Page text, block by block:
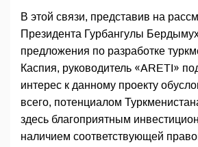
В этой связи, представив на
Президента Гурбангулы
предложения по разработке
Каспия, руководитель «ARETI»
интерес к данному проекту
всего, потенциалом
здесь благоприятным
наличием соответствующей